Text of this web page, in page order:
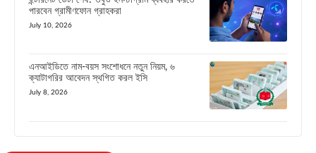
পারবেন গ্রামীণফোন গ্রাহকরা
July 10, 2026
এনআইডিতে নাম-বয়স সংশোধনে নতুন নিয়ম, ৬
ক্যাটাগরির আবেদন স্থগিত করল ইসি
July 8, 2026